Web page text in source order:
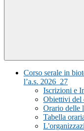
Corso serale in
l’a.s. 2026_27
Iscrizioni e
Obiettivi del
Orario delle
Tabella